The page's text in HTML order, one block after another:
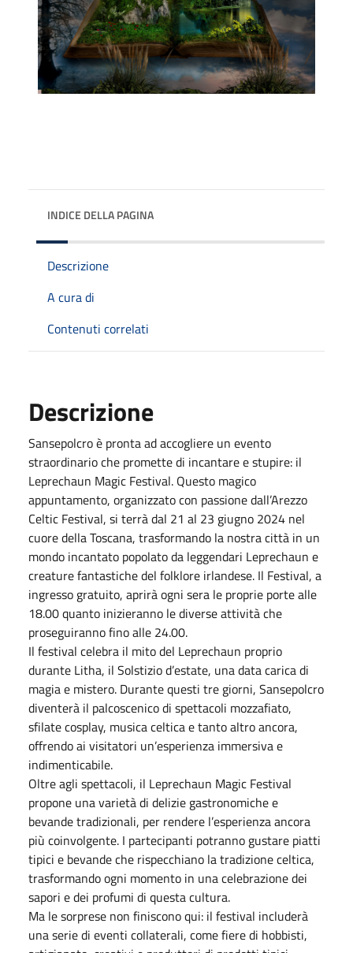
INDICE DELLA PAGINA
Descrizione
A cura di
Contenuti correlati
Descrizione
Sansepolcro è pronta ad accogliere un evento
straordinario che promette di incantare e stupire: il
Leprechaun Magic Festival. Questo magico
appuntamento, organizzato con passione dall’Arezzo
Celtic Festival, si terrà dal 21 al 23 giugno 2024 nel
cuore della Toscana, trasformando la nostra città in un
mondo incantato popolato da leggendari Leprechaun e
creature fantastiche del folklore irlandese. Il Festival, a
ingresso gratuito, aprirà ogni sera le proprie porte alle
18.00 quanto inizieranno le diverse attività che
proseguiranno fino alle 24.00.
Il festival celebra il mito del Leprechaun proprio
durante Litha, il Solstizio d’estate, una data carica di
magia e mistero. Durante questi tre giorni, Sansepolcro
diventerà il palcoscenico di spettacoli mozzafiato,
sfilate cosplay, musica celtica e tanto altro ancora,
offrendo ai visitatori un’esperienza immersiva e
indimenticabile.
Oltre agli spettacoli, il Leprechaun Magic Festival
propone una varietà di delizie gastronomiche e
bevande tradizionali, per rendere l’esperienza ancora
più coinvolgente. I partecipanti potranno gustare piatti
tipici e bevande che rispecchiano la tradizione celtica,
trasformando ogni momento in una celebrazione dei
sapori e dei profumi di questa cultura.
Ma le sorprese non finiscono qui: il festival includerà
una serie di eventi collaterali, come fiere di hobbisti,